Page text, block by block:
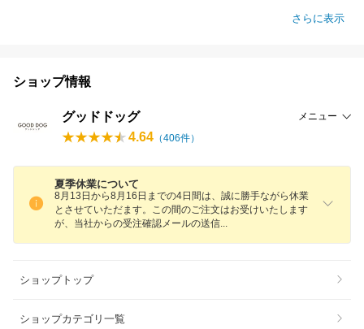
さらに表示
ショップ情報
グッドドッグ メニュー
4.64 （406件）
夏季休業について
8月13日から8月16日までの4日間は、誠に勝手ながら休業
とさせていただます。この間のご注文はお受けいたします
が、当社からの受注確認メールの送信
ショップトップ
ショップカテゴリ一覧